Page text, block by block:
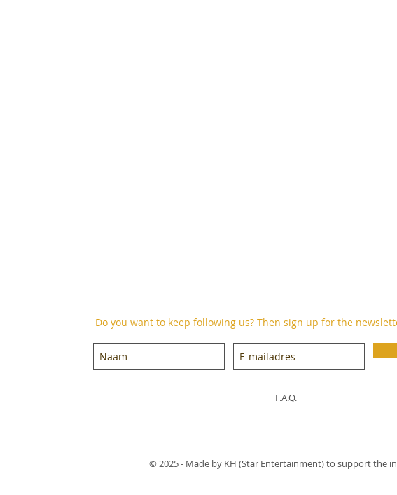
Do you want to keep following us? Then sign up for the
F.A.Q.
© 2025 - Made by KH (Star Entertainment) to support the